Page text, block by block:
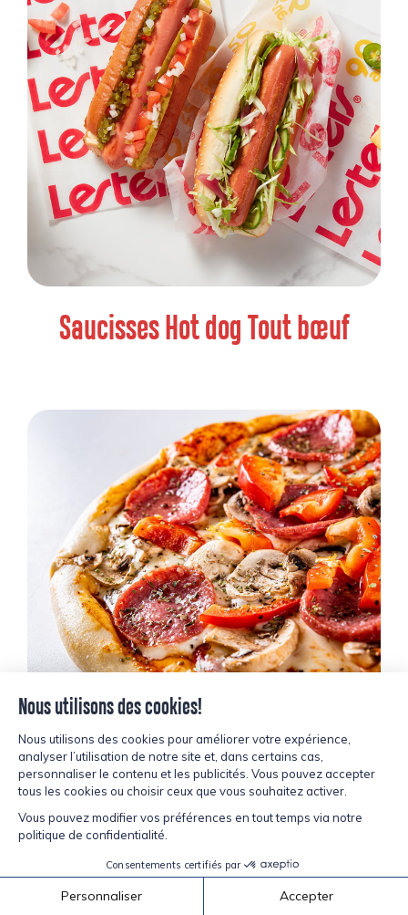
Saucisses Hot dog Tout bœuf
Pepperoni Verona tranché 2″